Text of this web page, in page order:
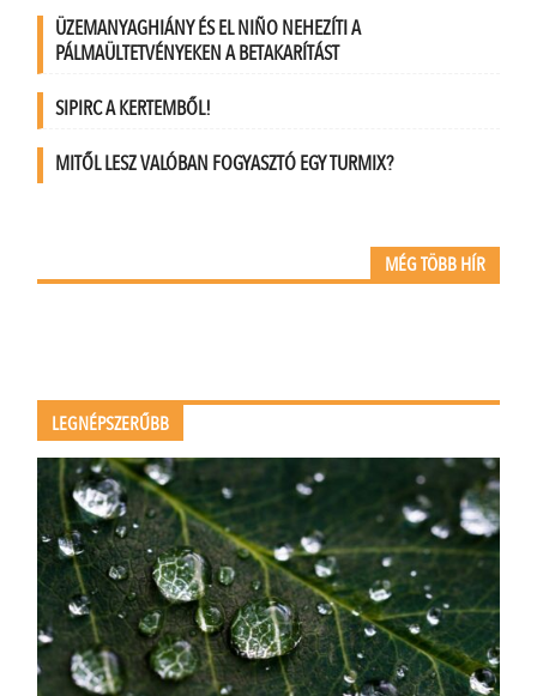
ÜZEMANYAGHIÁNY ÉS EL NIÑO NEHEZÍTI A
PÁLMAÜLTETVÉNYEKEN A BETAKARÍTÁST
SIPIRC A KERTEMBŐL!
MITŐL LESZ VALÓBAN FOGYASZTÓ EGY TURMIX?
MÉG TÖBB HÍR
LEGNÉPSZERŰBB